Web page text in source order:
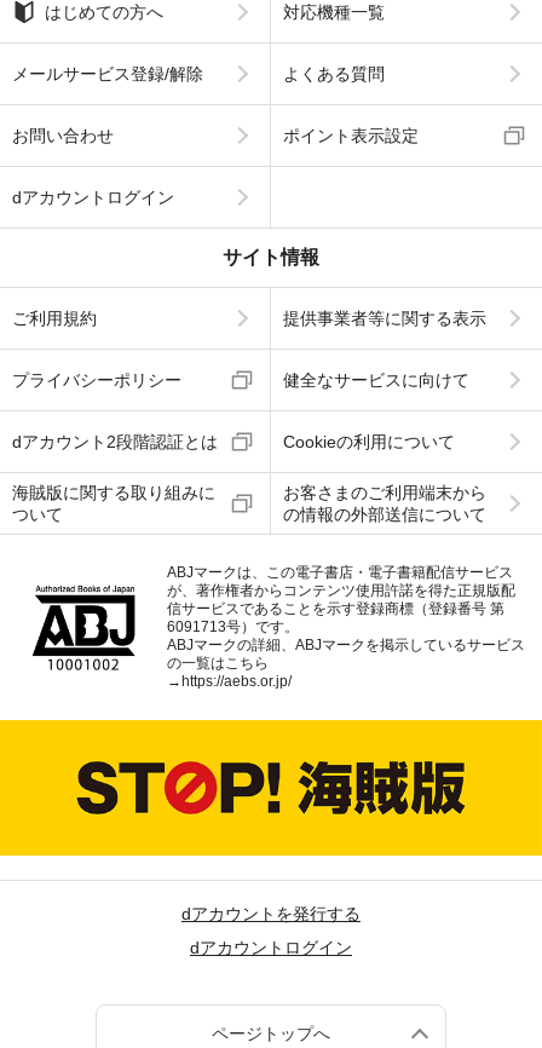
はじめての方へ 対応機種一覧
メールサービス登録/解除 よくある質問
お問い合わせ ポイント表示設定
dアカウントログイン
サイト情報
ご利用規約 提供事業者等に関する表示
プライバシーポリシー 健全なサービスに向けて
dアカウント2段階認証とは Cookieの利用について
海賊版に関する取り組みに
ついて
お客さまのご利用端末から
の情報の外部送信について
ABJマークは、この電子書店・電子書籍配信サービス
が、著作権者からコンテンツ使用許諾を得た正規版配
信サービスであることを示す登録商標（登録番号 第
6091713号）です。
ABJマークの詳細、ABJマークを掲示しているサービス
の一覧はこちら
→ https://aebs.or.jp/
dアカウントを発行する
dアカウントログイン
ページトップへ